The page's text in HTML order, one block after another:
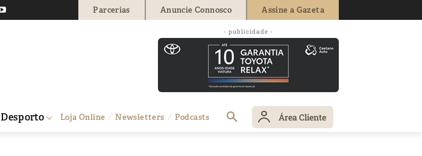
Parcerias Anuncie Connosco Assine a Gazeta
- publicidade -
Desporto Loja Online Newsletters Podcasts Área Cliente